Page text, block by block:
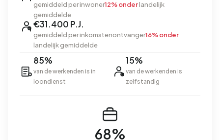
gemiddeld per inwoner12% onderlandelijk
gemiddelde
€31.400 P.J.
gemiddeld per inkomstenontvanger16% onder
landelijk gemiddelde
85%
van de werkenden is in
loondienst
15%
van de werkenden is
zelfstandig
68%